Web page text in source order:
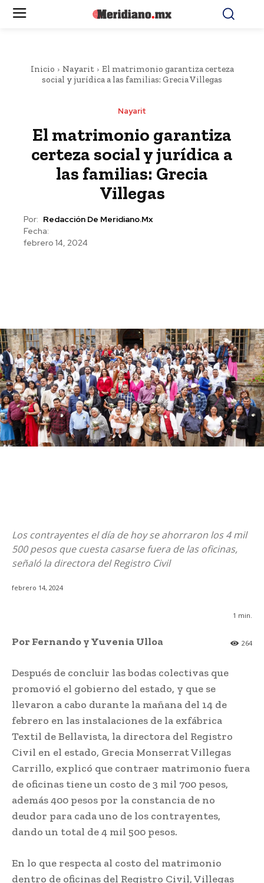
Inicio Nayarit
El matrimonio garantiza certeza
social y jurídica a las familias: Grecia Villegas
Nayarit
El matrimonio garantiza
certeza social y jurídica a
las familias: Grecia
Villegas
Por: Redacción De Meridiano.mx
Fecha:
febrero 14, 2024
Los contrayentes el día de hoy se ahorraron los 4 mil
500 pesos que cuesta casarse fuera de las oficinas,
señaló la directora del Registro Civil
febrero 14, 2024
1 min.
264
Por Fernando y Yuvenia Ulloa
Después de concluir las bodas colectivas que
promovió el gobierno del estado, y que se
llevaron a cabo durante la mañana del 14 de
febrero en las instalaciones de la exfábrica
Textil de Bellavista, la directora del Registro
Civil en el estado, Grecia Monserrat Villegas
Carrillo, explicó que contraer matrimonio fuera
de oficinas tiene un costo de 3 mil 700 pesos,
además 400 pesos por la constancia de no
deudor para cada uno de los contrayentes,
dando un total de 4 mil 500 pesos.
En lo que respecta al costo del matrimonio
dentro de oficinas del Registro Civil, Villegas